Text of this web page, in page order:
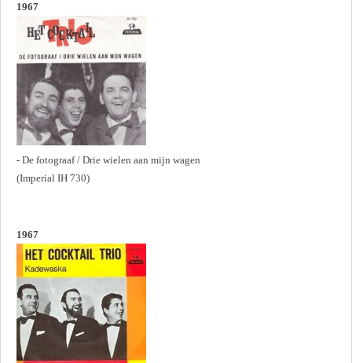
1967
- De fotograaf / Drie wielen aan mijn wagen
(Imperial IH 730)
1967